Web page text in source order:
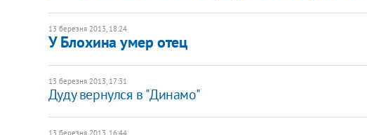
13 березня 2013, 18:24
У Блохина умер отец
13 березня 2013, 17:31
Дуду вернулся в "Динамо"
13 березня 2013, 16:44